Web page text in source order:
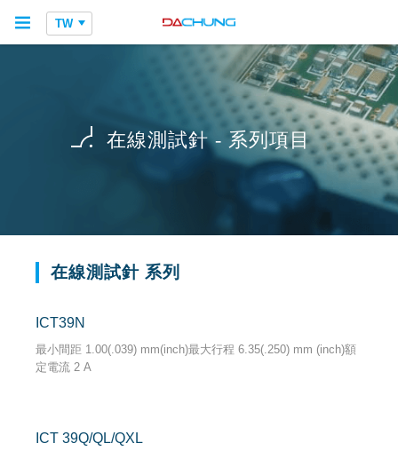
TW
在線測試針 - 系列項目
在線測試針 系列
ICT39N
最小間距 1.00(.039) mm(inch)最大行程 6.35(.250) mm (inch)額
定電流 2 A
ICT 39Q/QL/QXL